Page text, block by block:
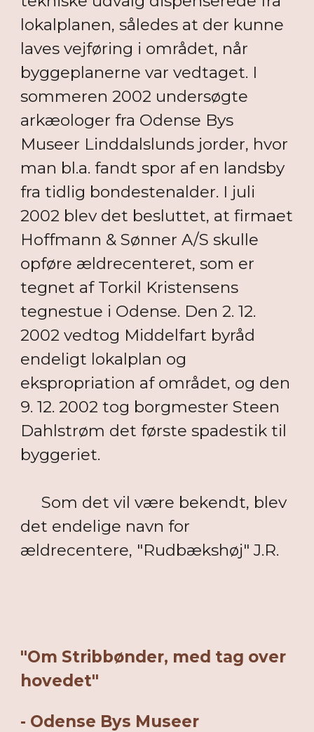
lokalplanen, således at der kunne
laves vejføring i området, når
byggeplanerne var vedtaget. I
sommeren 2002 undersøgte
arkæologer fra Odense Bys
Museer Linddalslunds jorder, hvor
man bl.a. fandt spor af en landsby
fra tidlig bondestenalder. I juli
2002 blev det besluttet, at firmaet
Hoffmann & Sønner A/S skulle
opføre ældrecenteret, som er
tegnet af Torkil Kristensens
tegnestue i Odense. Den 2. 12.
2002 vedtog Middelfart byråd
endeligt lokalplan og
ekspropriation af området, og den
9. 12. 2002 tog borgmester Steen
Dahlstrøm det første spadestik til
byggeriet.
Som det vil være bekendt, blev
det endelige navn for
ældrecentere, "Rudbækshøj" J.R.
"Om Stribbønder, med tag over
hovedet"
- Odense Bys Museer